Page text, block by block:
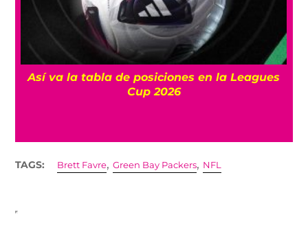
Así va la tabla de posiciones en la Leagues
Cup 2026
TAGS: Brett Favre,Green Bay Packers, NFL